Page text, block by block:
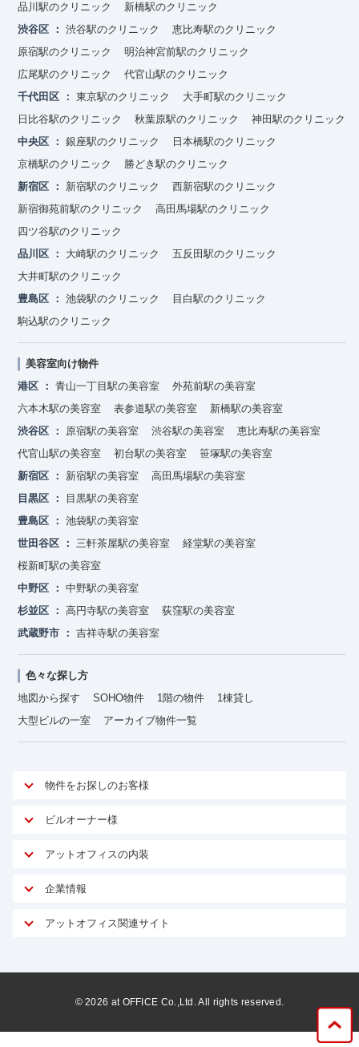
品川駅のクリニック
新橋駅のクリニック
渋谷区
渋谷駅のクリニック
恵比寿駅のクリニック
原宿駅のクリニック
明治神宮前駅のクリニック
広尾駅のクリニック
代官山駅のクリニック
千代田区
東京駅のクリニック
大手町駅のクリニック
日比谷駅のクリニック
秋葉原駅のクリニック
神田駅のクリニック
中央区
銀座駅のクリニック
日本橋駅のクリニック
京橋駅のクリニック
勝どき駅のクリニック
新宿区
新宿駅のクリニック
西新宿駅のクリニック
新宿御苑前駅のクリニック
高田馬場駅のクリニック
四ツ谷駅のクリニック
品川区
大崎駅のクリニック
五反田駅のクリニック
大井町駅のクリニック
豊島区
池袋駅のクリニック
目白駅のクリニック
駒込駅のクリニック
美容室向け物件
港区
青山一丁目駅の美容室
外苑前駅の美容室
六本木駅の美容室
表参道駅の美容室
新橋駅の美容室
渋谷区
原宿駅の美容室 渋谷駅の美容室
恵比寿駅の美容室
代官山駅の美容室
初台駅の美容室
笹塚駅の美容室
新宿区
新宿駅の美容室
高田馬場駅の美容室
目黒区
目黒駅の美容室
豊島区
池袋駅の美容室
世田谷区
三軒茶屋駅の美容室
経堂駅の美容室
桜新町駅の美容室
中野区
中野駅の美容室
杉並区
高円寺駅の美容室
荻窪駅の美容室
武蔵野市
吉祥寺駅の美容室
色々な探し方
地図から探す
SOHO物件 1階の物件
1棟貸し
大型ビルの一室
アーカイブ物件一覧
物件をお探しのお客様
アットオフィスが選ばれる理由
ご契約者様インタビュー
オフィスお役立ちコラム
ビルオーナー様
オーナー様向けサービス
マイソク作成
物件情報から成約賃料を予測
リノベーション
サブリース
アットオフィスの内装
サービス内容
内装に関するよくある質問
企業情報
アットオフィス関連サイト
アットレジデンス
ビルアド
©2026 at OFFICE Co.,Ltd. All rights reserved.